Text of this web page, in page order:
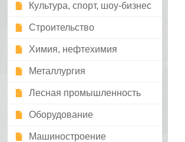
Культура, спорт, шоу-бизнес
Строительство
Химия, нефтехимия
Металлургия
Лесная промышленность
Оборудование
Машиностроение